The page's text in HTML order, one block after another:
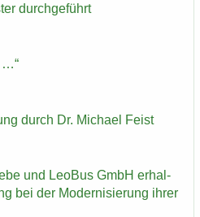
durch­ge­führt
…“
durch Dr. Mi­cha­el Feist
und LeoBus GmbH er­hal­
bei der Mo­der­ni­sie­rung ihrer